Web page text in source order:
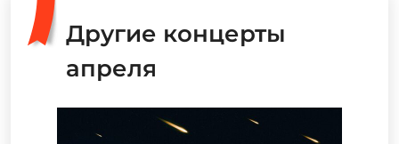
Другие концерты
апреля